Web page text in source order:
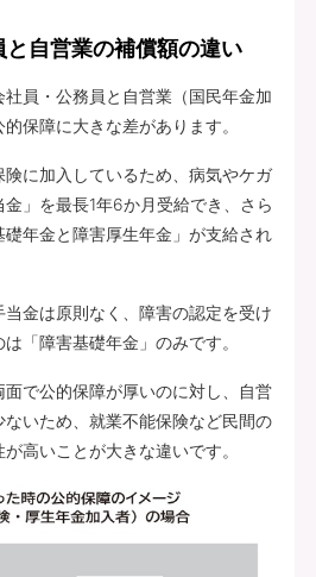
自営業の補償額の違い
員・公務員と自営業（国民年金加
保障に大きな差があります。
に加入しているため、病気やケガ
」を最長1年6か月受給でき、さら
年金と障害厚生年金」が支給され
金は原則なく、障害の認定を受け
「障害基礎年金」のみです。
で公的保障が厚いのに対し、自営
いため、就業不能保険など民間の
高いことが大きな違いです。